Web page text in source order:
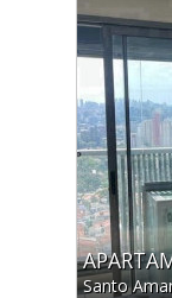
Santo